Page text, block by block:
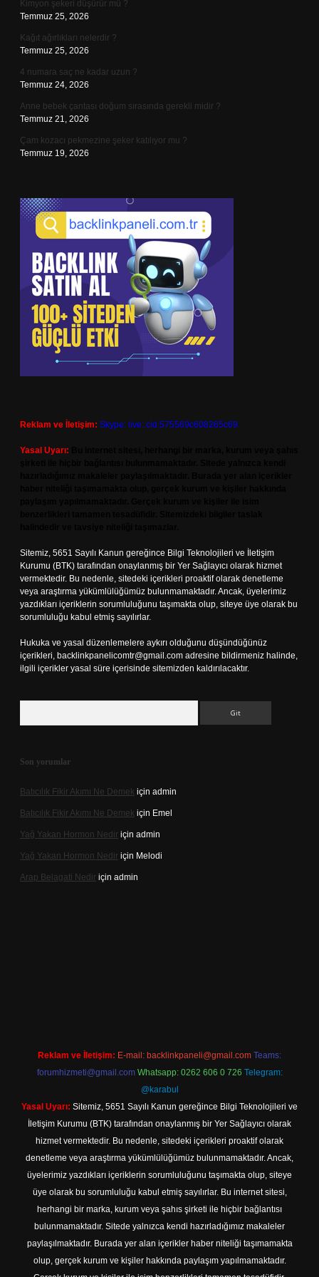
Kimyon şekeri düşürür mü ?
Temmuz 25, 2026
Kağıt ağırlıkları nelerdir ?
Temmuz 25, 2026
4 numara saç ne kadar uzun ?
Temmuz 24, 2026
Anne bebek çantası doğum sırasında gerekli midir ?
Temmuz 21, 2026
Çam kozacı pekmezine şeker katılıyor mu ?
Temmuz 19, 2026
Reklam ve İletişim: Skype: live:.cid.575569c608265c69
Yasal Uyarı:
Sitemiz, 5651 Sayılı Kanun gereğince Bilgi Teknolojileri ve İletişim
Kurumu (BTK) tarafından onaylanmış bir Yer Sağlayıcı olarak hizmet
vermektedir. Bu nedenle, sitedeki içerikleri proaktif olarak denetleme
veya araştırma yükümlülüğümüz bulunmamaktadır. Ancak, üyelerimiz
yazdıkları içeriklerin sorumluluğunu taşımakta olup, siteye üye olarak bu
sorumluluğu kabul etmiş sayılırlar.
Hukuka ve yasal düzenlemelere aykırı olduğunu düşündüğünüz
içerikleri, backlinkpanelicomtr@gmail.com adresine bildirmeniz halinde,
ilgili içerikler yasal süre içerisinde sitemizden kaldırılacaktır.
Son yorumlar
Batıcılık Fikir Akımı Ne Demek için admin
Batıcılık Fikir Akımı Ne Demek için Emel
Yağ Yakan Hormon Nedir için admin
Yağ Yakan Hormon Nedir için Melodi
Arap Belagati Nedir için admin
Reklam ve İletişim: E-mail: backlinkpaneli@gmail.com Teams:
forumhizmeti@gmail.com Whatsapp: 0262 606 0 726 Telegram:
@karabul
Yasal Uyarı: Sitemiz, 5651 Sayılı Kanun gereğince Bilgi Teknolojileri ve
İletişim Kurumu (BTK) tarafından onaylanmış bir Yer Sağlayıcı olarak
hizmet vermektedir. Bu nedenle, sitedeki içerikleri proaktif olarak
denetleme veya araştırma yükümlülüğümüz bulunmamaktadır. Ancak,
üyelerimiz yazdıkları içeriklerin sorumluluğunu taşımakta olup, siteye
üye olarak bu sorumluluğu kabul etmiş sayılırlar. Bu internet sitesi,
herhangi bir marka, kurum veya şahıs şirketi ile hiçbir bağlantısı
bulunmamaktadır. Sitede yalnızca kendi hazırladığımız makaleler
paylaşılmaktadır. Burada yer alan içerikler haber niteliği taşımamakta
olup, gerçek kurum ve kişiler hakkında paylaşım yapılmamaktadır.